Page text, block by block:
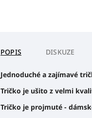
POPIS DISKUZE
Jednoduché a zajímavé
Tričko je ušito z velmi
Tričko je projmuté -